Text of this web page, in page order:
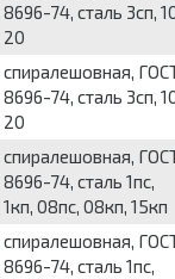
8696-74, сталь 3сп,
20
спиралешовная,
8696-74, сталь 3сп,
20
спиралешовная,
8696-74, сталь 1пс,
1кп, 08пс, 08кп, 15кп
спиралешовная,
8696-74, сталь 1пс,